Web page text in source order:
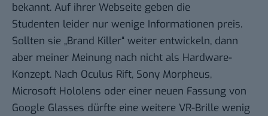
bekannt. Auf ihrer Webseite geben die
Studenten leider nur wenige Informationen preis.
Sollten sie „Brand Killer“ weiter entwickeln, dann
aber meiner Meinung nach nicht als Hardware-
Konzept. Nach Oculus Rift, Sony Morpheus,
Microsoft Hololens oder einer neuen Fassung von
Google Glasses dürfte eine weitere VR-Brille wenig